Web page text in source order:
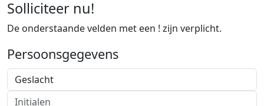
Solliciteer nu!
De onderstaande velden met een ! zijn verplicht.
Persoonsgegevens